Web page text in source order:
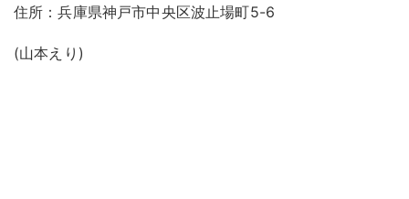
住所：兵庫県神戸市中央区波止場町5-6
(山本えり)